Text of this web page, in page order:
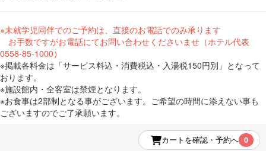
※未就学児同伴でのご予約は、直接のお電話でのみ承ります
お手数ですがお電話にてお問い合わせくださいませ（ホテル代表
0558-85-1000）
※掲載各料金は「サービス料込・消費税込・入湯税150円別」となって
おります。
※施設館内・全客室は禁煙となります。
※お食事は2部制となる事がございます。ご希望の時間に添えない事も
ございますのでご了承願います。
カートを確認・予約へ 0